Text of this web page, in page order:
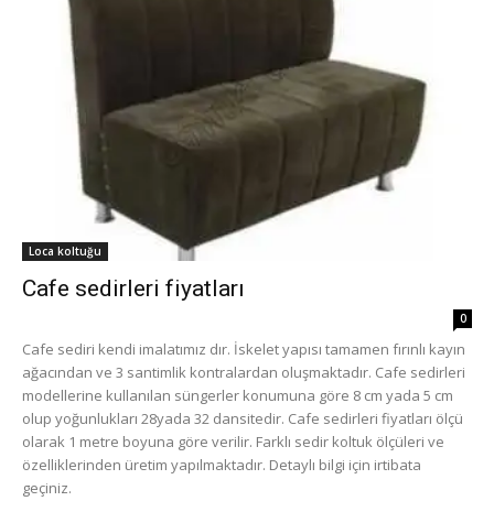
Loca koltuğu
Cafe sedirleri fiyatları
0
Cafe sediri kendi imalatımız dır. İskelet yapısı tamamen fırınlı kayın
ağacından ve 3 santimlik kontralardan oluşmaktadır. Cafe sedirleri
modellerine kullanılan süngerler konumuna göre 8 cm yada 5 cm
olup yoğunlukları 28yada 32 dansitedir. Cafe sedirleri fiyatları ölçü
olarak 1 metre boyuna göre verilir. Farklı sedir koltuk ölçüleri ve
özelliklerinden üretim yapılmaktadır. Detaylı bilgi için irtibata
geçiniz.